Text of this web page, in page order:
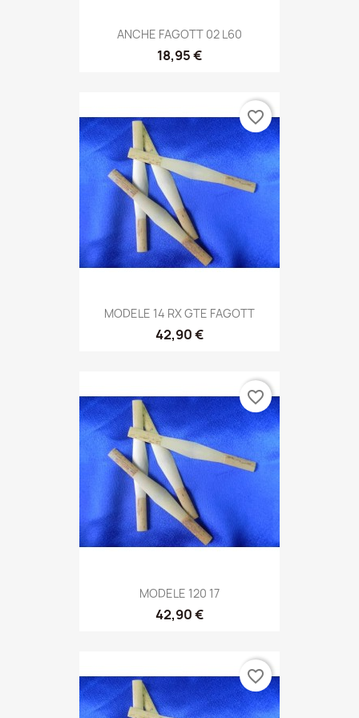
ANCHE FAGOTT 02 L60
18,95 €
MODELE 14 RX GTE FAGOTT
42,90 €
favorite_border
MODELE 120 17
42,90 €
favorite_border
favorite_border